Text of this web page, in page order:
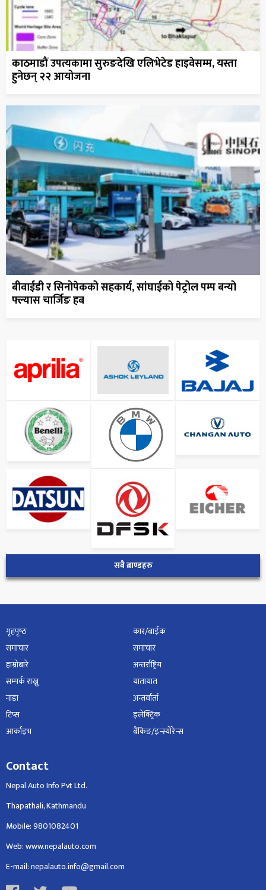
काठमाडौं उपत्यकामा सुरुङदेखि एलिभेटेड हाइवेसम्म, यस्ता
हुनेछन् २२ आयोजना
बीवाईडी र सिनोपेकको सहकार्य, सांघाईको पेट्रोल पम्प बन्यो
फ्ल्यास चार्जिङ हब
सबै ब्राण्डहरु
गृहपृष्‍ठ
समाचार
हाम्रोबारे
सम्पर्क राख्नु
नाडा
टिप्स
आर्काइभ
कार/बाईक
समाचार
अन्तर्राष्ट्रिय
यातायात
अन्तर्वार्ता
इलेक्ट्रिक
बैंकिङ/इन्स्योरेन्स
Contact
Nepal Auto Info Pvt Ltd.
Thapathali, Kathmandu
Mobile: 9801082401
Web: www.nepalauto.com
E-mail: nepalauto.info@gmail.com